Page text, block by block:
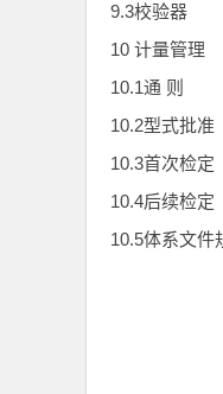
9.3校验器
10 计量管理
10.1通 则
10.2型式批准
10.3首次检定
10.4后续检定
10.5体系文件